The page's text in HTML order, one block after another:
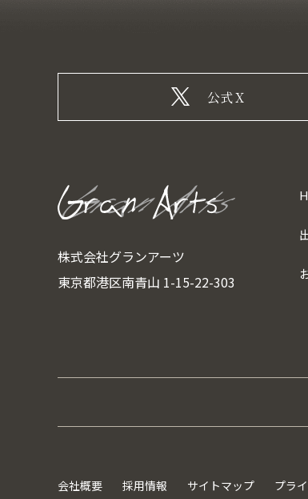
公式X
株式会社グランアーツ
東京都港区南青山 1-15-22-303
会社概要 採用情報 サイトマップ プラ